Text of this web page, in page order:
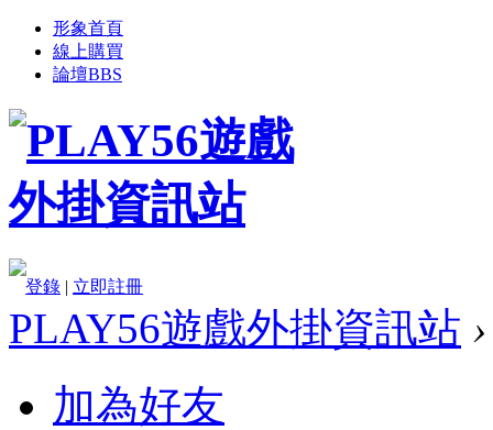
形象首頁
線上購買
論壇BBS
登錄 | 立即註冊
PLAY56遊戲外掛資訊站 ›
加為好友